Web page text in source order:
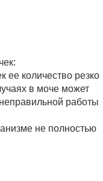
количество резко
в моче может
работы
не полностью